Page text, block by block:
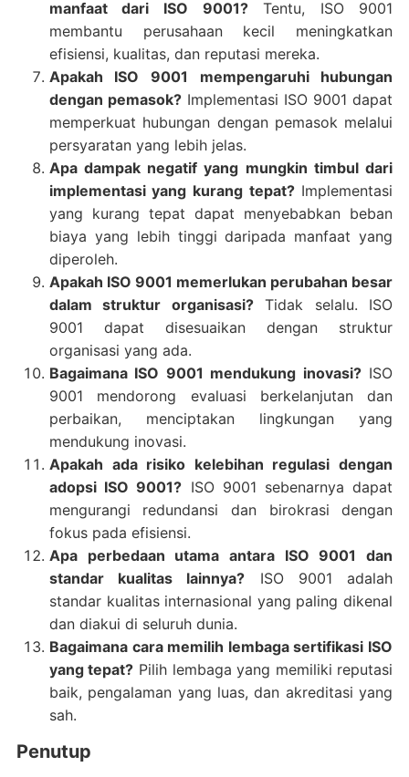
manfaat dari ISO 9001?Tentu, ISO 9001
membantu perusahaan kecil meningkatkan
efisiensi, kualitas, dan reputasi mereka.
Apakah ISO 9001 mempengaruhi hubungan
dengan pemasok?Implementasi ISO 9001 dapat
memperkuat hubungan dengan pemasok melalui
persyaratan yang lebih jelas.
Apa dampak negatif yang mungkin timbul dari
implementasi yang kurang tepat?Implementasi
yang kurang tepat dapat menyebabkan beban
biaya yang lebih tinggi daripada manfaat yang
diperoleh.
Apakah ISO 9001 memerlukan perubahan besar
dalam struktur organisasi?Tidak selalu. ISO
9001 dapat disesuaikan dengan struktur
organisasi yang ada.
Bagaimana ISO 9001 mendukung inovasi?ISO
9001 mendorong evaluasi berkelanjutan dan
perbaikan, menciptakan lingkungan yang
mendukung inovasi.
Apakah ada risiko kelebihan regulasi dengan
adopsi ISO 9001? ISO 9001 sebenarnya dapat
mengurangi redundansi dan birokrasi dengan
fokus pada efisiensi.
Apa perbedaan utama antara ISO 9001 dan
standar kualitas lainnya? ISO 9001 adalah
standar kualitas internasional yang paling dikenal
dan diakui di seluruh dunia.
Bagaimana cara memilih lembaga sertifikasi ISO
yang tepat? Pilih lembaga yang memiliki reputasi
baik, pengalaman yang luas, dan akreditasi yang
sah.
Penutup